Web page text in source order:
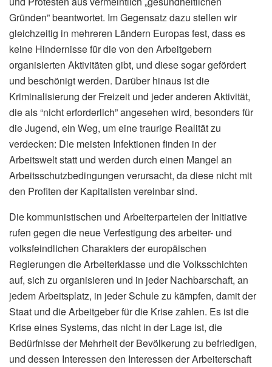
Gründen” beantwortet. Im Gegensatz dazu stellen wir
gleichzeitig in mehreren Ländern Europas fest, dass es
keine Hindernisse für die von den Arbeitgebern
organisierten Aktivitäten gibt, und diese sogar gefördert
und beschönigt werden. Darüber hinaus ist die
Kriminalisierung der Freizeit und jeder anderen Aktivität,
die als “nicht erforderlich” angesehen wird, besonders für
die Jugend, ein Weg, um eine traurige Realität zu
verdecken: Die meisten Infektionen finden in der
Arbeitswelt statt und werden durch einen Mangel an
Arbeitsschutzbedingungen verursacht, da diese nicht mit
den Profiten der Kapitalisten vereinbar sind.
Die kommunistischen und Arbeiterparteien der Initiative
rufen gegen die neue Verfestigung des arbeiter- und
volksfeindlichen Charakters der europäischen
Regierungen die Arbeiterklasse und die Volksschichten
auf, sich zu organisieren und in jeder Nachbarschaft, an
jedem Arbeitsplatz, in jeder Schule zu kämpfen, damit der
Staat und die Arbeitgeber für die Krise zahlen. Es ist die
Krise eines Systems, das nicht in der Lage ist, die
Bedürfnisse der Mehrheit der Bevölkerung zu befriedigen,
und dessen Interessen den Interessen der Arbeiterschaft